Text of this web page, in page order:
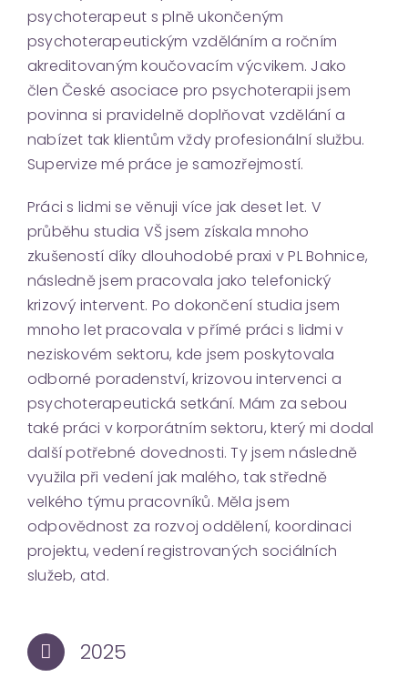
psychoterapeut s plně ukončeným
psychoterapeutickým vzděláním a ročním
akreditovaným koučovacím výcvikem. Jako
člen České asociace pro psychoterapii jsem
povinna si pravidelně doplňovat vzdělání a
nabízet tak klientům vždy profesionální službu.
Supervize mé práce je samozřejmostí.
Práci s lidmi se věnuji více jak deset let. V
průběhu studia VŠ jsem získala mnoho
zkušeností díky dlouhodobé praxi v PL Bohnice,
následně jsem pracovala jako telefonický
krizový intervent. Po dokončení studia jsem
mnoho let pracovala v přímé práci s lidmi v
neziskovém sektoru, kde jsem poskytovala
odborné poradenství, krizovou intervenci a
psychoterapeutická setkání. Mám za sebou
také práci v korporátním sektoru, který mi dodal
další potřebné dovednosti. Ty jsem následně
využila při vedení jak malého, tak středně
velkého týmu pracovníků. Měla jsem
odpovědnost za rozvoj oddělení, koordinaci
projektu, vedení registrovaných sociálních
služeb, atd.
2025